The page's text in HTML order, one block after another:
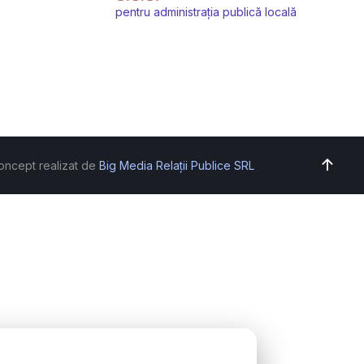
pentru administrația publică locală
realizat de Big Media Relații Publice SRL